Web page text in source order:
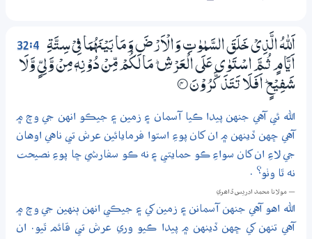
32:4
اَللّٰهُ الَّذِيْ خَلَقَ السَّمٰوٰتِ وَالْاَرْضَ وَمَا بَيْنَهُمَا فِيْ سِـتَّةِ
اَيَّامٍ ثُـمَّ اسْتَوٰي عَلَي الْعَرْشِ ۭ مَا لَكُمْ مِّنْ دُوْنِهٖ مِنْ وَّلِيٍّ وَّلَا
شَفِيْعٍ ۭ اَفَلَا تَتَذَكَّرُوْنَ 4‏۝
الله ئي آهي جنهن پيدا ڪيا آسمان ۽ زمين ۽ جيڪو انهن جي وچ ۾
آهي ڇهن ڏينهن ۾ ان کان پوءِ استوا فرمايائين عرش تي ناهي اوهان
جي لاءِ ان کان سواءِ ڪو حمايتي ۽ نه ڪو سفارشي ڇا پوءِ نصيحت
نه ٿا وٺو؟ .
— مولانا محمد ادريس ڏاھري
الله اهو آهي جنهن آسمانن ۽ زمين کي ۽ جيڪي انهن ٻنهين جي وچ ۾
آهي تنهن کي ڇهن ڏينهن ۾ پيدا ڪيو وري عرش تي قائم ٿيو. ان